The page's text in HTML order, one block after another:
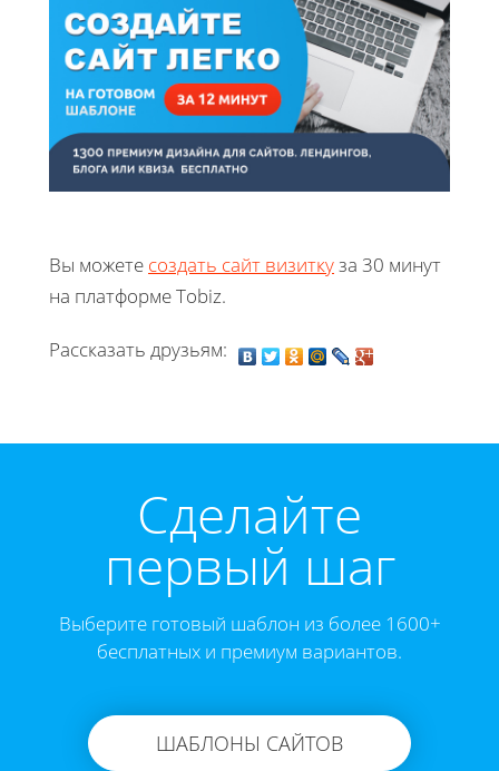
Вы можете создать сайт визиткуза 30 минут
на платформе Tobiz.
Рассказать друзьям:
Cделайте
первый шаг
Выберите готовый шаблон из более 1600+
бесплатных и премиум вариантов.
ШАБЛОНЫ САЙТОВ